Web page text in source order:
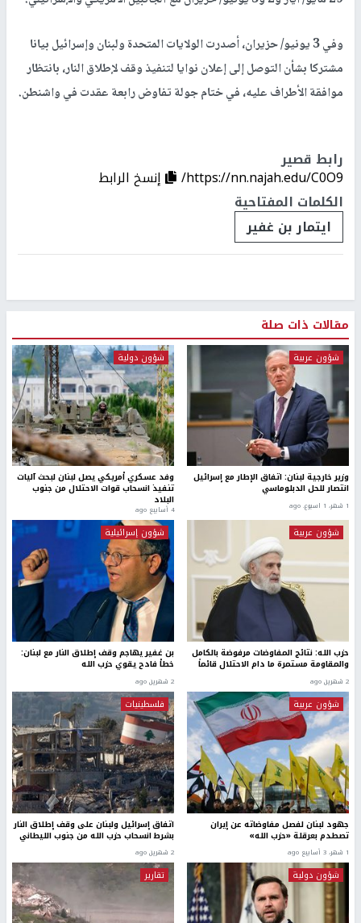
وفي 3 يونيو/ حزيران، أصدرت الولايات المتحدة ولبنان وإسرائيل بيانا
مشتركا بشأن التوصل إلى إعلان نوايا لتنفيذ وقف لإطلاق النار، بانتظار
موافقة الأطراف عليه، في ختام جولة تفاوض رابعة عقدت في واشنطن.
رابط قصير
https://nn.najah.edu/C0O9/
إنسخ الرابط
الكلمات المفتاحية
ايتمار بن غفير
مقالات ذات صلة
شؤون عربية
وزير خارجية لبنان: اتفاق الإطار مع إسرائيل
انتصار للحل الدبلوماسي
1 شهر، 1 اسبوع. ago
شؤون دولية
وفد عسكري أمريكي يصل لبنان لبحث آليات
تنفيذ انسحاب قوات الاحتلال من جنوب
البلاد
4 أسابيع ago
شؤون عربية
حزب الله: نتائج المفاوضات مرفوضة بالكامل
والمقاومة مستمرة ما دام الاحتلال قائماً
2 شهرين ago
شؤون إسرائيلية
بن غفير يهاجم وقف إطلاق النار مع لبنان:
خطأ فادح يقوي حزب الله
2 شهرين ago
شؤون عربية
جهود لبنان لفصل مفاوضاته عن إيران
تصطدم بعرقلة «حزب الله»
1 شهر، 3 أسابيع ago
فلسطينيات
اتفاق إسرائيل ولبنان على وقف إطلاق النار
بشرط انسحاب حزب الله من جنوب الليطاني
2 شهرين ago
شؤون دولية تقارير